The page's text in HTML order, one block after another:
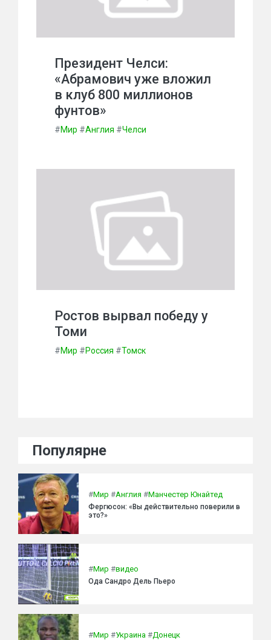
Президент Челси:
«Абрамович уже вложил
в клуб 800 миллионов
фунтов»
#Мир #Англия #Челси
Ростов вырвал победу у
Томи
#Мир #Россия #Томск
Популярне
#Мир #Англия #Манчестер Юнайтед
Фергюсон: «Вы действительно поверили в
это?»
#Мир #видео
Ода Сандро Дель Пьеро
#Мир #Украина #Донецк